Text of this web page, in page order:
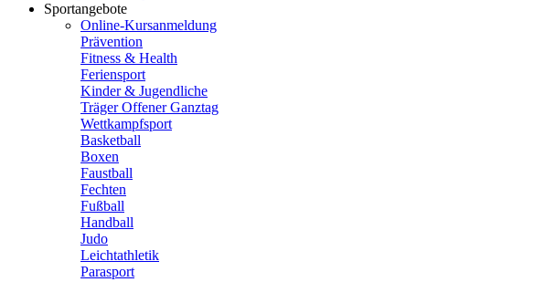
Sportangebote
Online-Kursanmeldung
Prävention
Fitness & Health
Feriensport
Kinder & Jugendliche
Träger Offener Ganztag
Wettkampfsport
Basketball
Boxen
Faustball
Fechten
Fußball
Handball
Judo
Leichtathletik
Parasport